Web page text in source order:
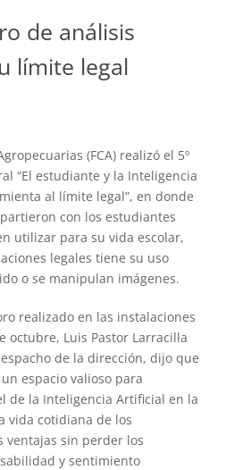
de análisis
límite legal
(FCA) realizó el 5º
“El estudiante y la Inteligencia
al límite legal”, en donde
con los estudiantes
utilizar para su vida escolar,
legales tiene su uso
o se manipulan imágenes.
realizado en las instalaciones
octubre, Luis Pastor Larracilla
de la dirección, dijo que
espacio valioso para
de la Inteligencia Artificial en la
vida cotidiana de los
ventajas sin perder los
y sentimiento